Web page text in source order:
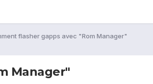
flasher gapps avec "Rom Manager"
Manager"